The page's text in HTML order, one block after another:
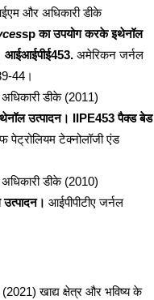
और अधिकारी डीके
sp का उपयोग करके इथेनॉल
आईआईपीई453. अमेरिकन जर्नल
44।
डीके (2011)
इथेनॉल उत्पादन। IIPE453 पैक्ड बेड
पेट्रोलियम टेक्नोलॉजी एंड
डीके (2010)
उत्पादन। आईपीपीटीए जर्नल
(2021) खाद्य क्षेत्र और भविष्य के